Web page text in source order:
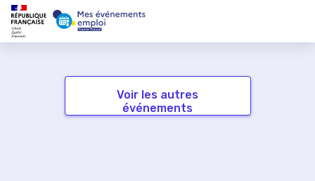
Voir les autres
événements